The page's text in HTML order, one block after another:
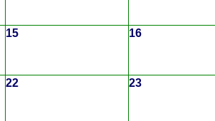
15 16
22 23